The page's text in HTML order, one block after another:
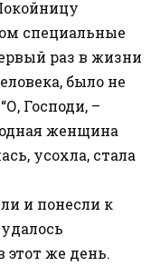
специальные
раз в жизни
было не
Господи, –
женщина
усохла, стала
и понесли к
этот же день.